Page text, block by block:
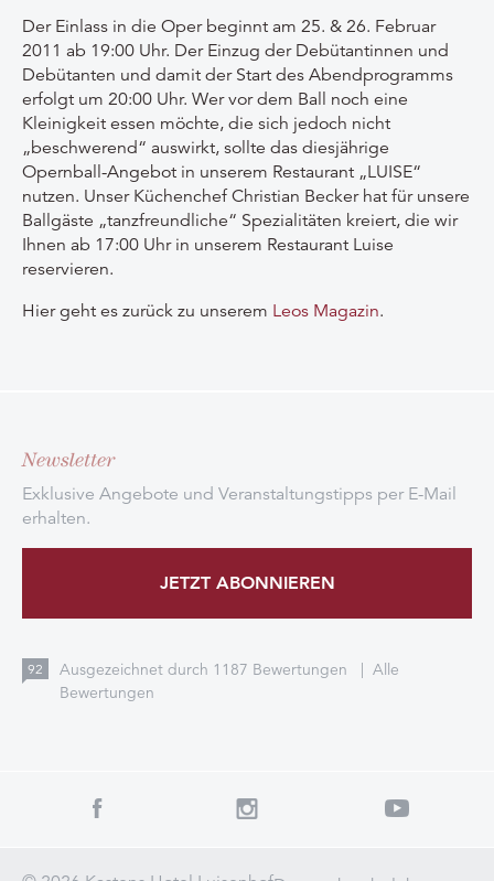
Der Einlass in die Oper beginnt am 25. & 26. Februar
2011 ab 19:00 Uhr. Der Einzug der Debütantinnen und
Debütanten und damit der Start des Abendprogramms
erfolgt um 20:00 Uhr. Wer vor dem Ball noch eine
Kleinigkeit essen möchte, die sich jedoch nicht
„beschwerend“ auswirkt, sollte das diesjährige
Opernball-Angebot in unserem Restaurant „LUISE“
nutzen. Unser Küchenchef Christian Becker hat für unsere
Ballgäste „tanzfreundliche“ Spezialitäten kreiert, die wir
Ihnen ab 17:00 Uhr in unserem Restaurant Luise
reservieren.
Hier geht es zurück zu unserem Leos Magazin.
Newsletter
Exklusive Angebote und Veranstaltungstipps per E-Mail
erhalten.
JETZT ABONNIEREN
92 Ausgezeichnet durch 1187 Bewertungen | Alle
Bewertungen